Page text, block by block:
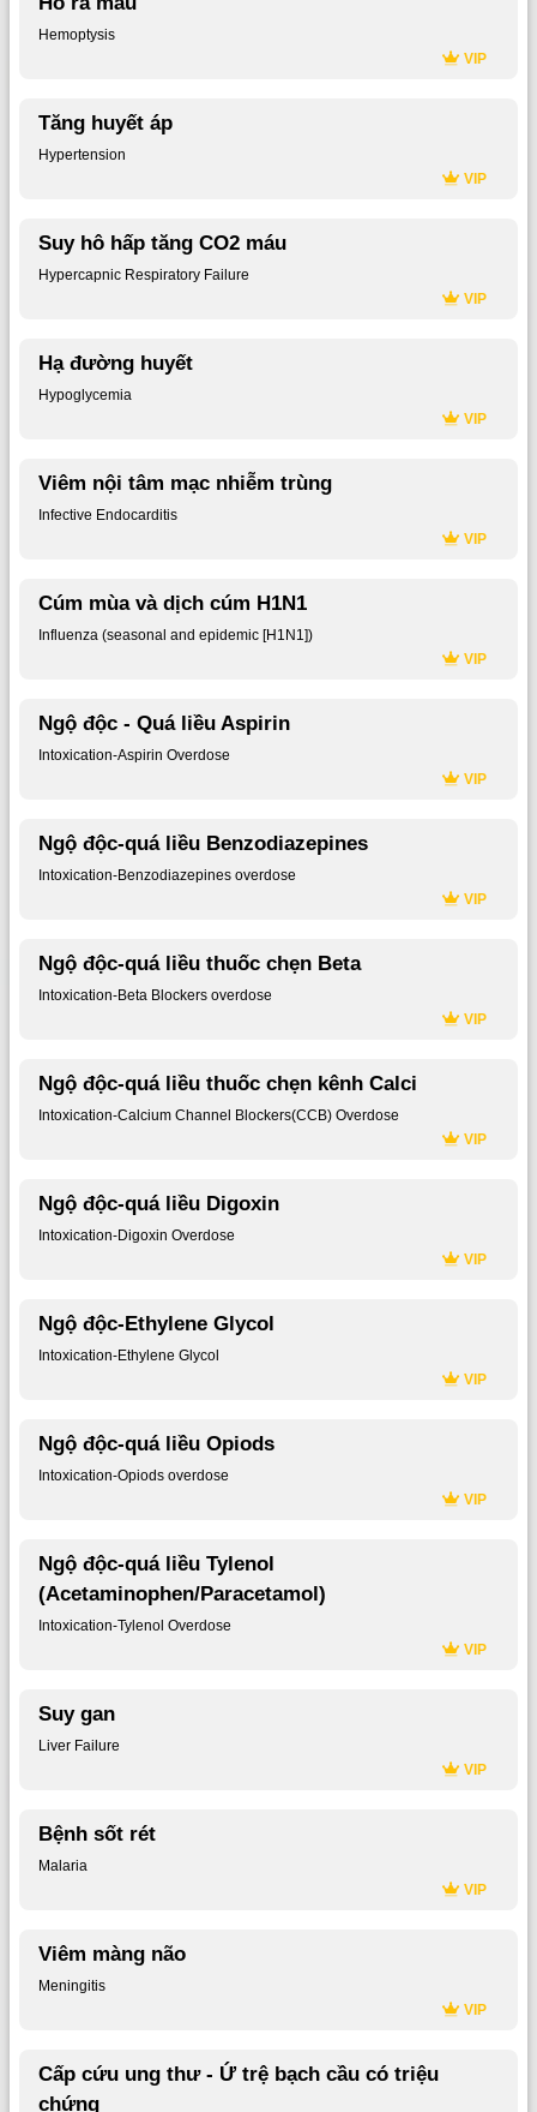
Hemoptysis
VIP
Tăng huyết áp
Hypertension
VIP
Suy hô hấp tăng CO2 máu
Hypercapnic Respiratory Failure
VIP
Hạ đường huyết
Hypoglycemia
VIP
Viêm nội tâm mạc nhiễm trùng
Infective Endocarditis
VIP
Cúm mùa và dịch cúm H1N1
Influenza (seasonal and epidemic [H1N1])
VIP
Ngộ độc - Quá liều Aspirin
Intoxication-Aspirin Overdose
VIP
Ngộ độc-quá liều Benzodiazepines
Intoxication-Benzodiazepines overdose
VIP
Ngộ độc-quá liều thuốc chẹn Beta
Intoxication-Beta Blockers overdose
VIP
Ngộ độc-quá liều thuốc chẹn kênh Calci
Intoxication-Calcium Channel Blockers(CCB) Overdose
VIP
Ngộ độc-quá liều Digoxin
Intoxication-Digoxin Overdose
VIP
Ngộ độc-Ethylene Glycol
Intoxication-Ethylene Glycol
VIP
Ngộ độc-quá liều Opiods
Intoxication-Opiods overdose
VIP
Ngộ độc-quá liều Tylenol
(Acetaminophen/Paracetamol)
Intoxication-Tylenol Overdose
VIP
Suy gan
Liver Failure
VIP
Bệnh sốt rét
Malaria
VIP
Viêm màng não
Meningitis
VIP
Cấp cứu ung thư - Ứ trệ bạch cầu có triệu
chứng